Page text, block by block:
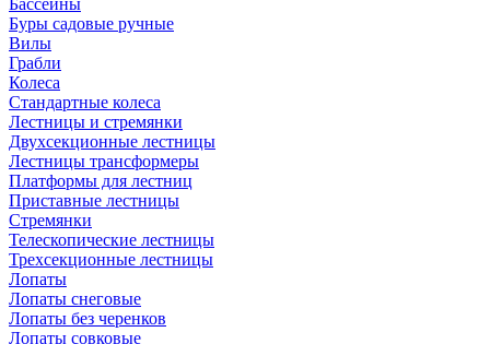
Бассейны
Буры садовые ручные
Вилы
Грабли
Колеса
Стандартные колеса
Лестницы и стремянки
Двухсекционные лестницы
Лестницы трансформеры
Платформы для лестниц
Приставные лестницы
Стремянки
Телескопические лестницы
Трехсекционные лестницы
Лопаты
Лопаты снеговые
Лопаты без черенков
Лопаты совковые